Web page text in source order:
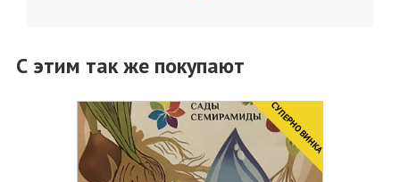
С этим так же покупают
CУПЕРНОВИНКА